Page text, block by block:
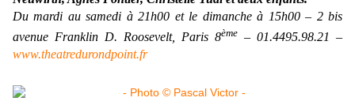
Du mardi au samedi à 21h00 et le dimanche à 15h00 – 2 bis
avenue Franklin D. Roosevelt, Paris 8ème – 01.4495.98.21 –
www.theatredurondpoint.fr